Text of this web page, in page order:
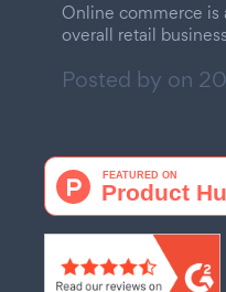
Online commerce is
overall retail
Posted by on